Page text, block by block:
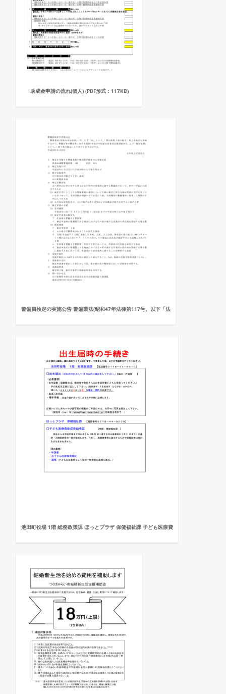
助成金申請の流れ(個人) (PDF形式：117KB)
警備員検定の実施公告 警備業法(昭和47年法律第117号。以下「法
池田町役場 1階 総務政策課 ほっとプラザ 保健福祉課 子ども医療費